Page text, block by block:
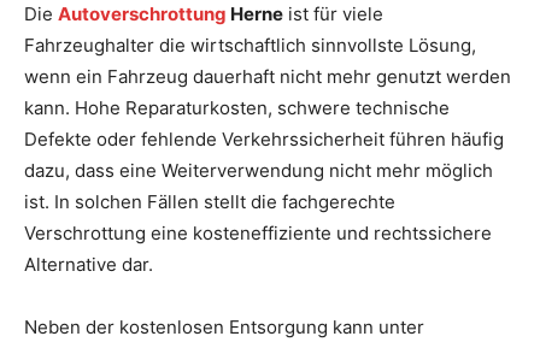
Die Autoverschrottung Herne ist für viele
Fahrzeughalter die wirtschaftlich sinnvollste Lösung,
wenn ein Fahrzeug dauerhaft nicht mehr genutzt werden
kann. Hohe Reparaturkosten, schwere technische
Defekte oder fehlende Verkehrssicherheit führen häufig
dazu, dass eine Weiterverwendung nicht mehr möglich
ist. In solchen Fällen stellt die fachgerechte
Verschrottung eine kosteneffiziente und rechtssichere
Alternative dar.
Neben der kostenlosen Entsorgung kann unter